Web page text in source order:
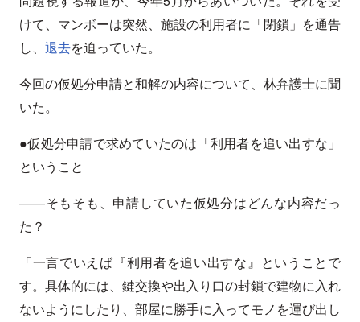
けて、マンボーは突然、施設の利用者に「閉鎖」を通告
し、 退去を迫っていた。
今回の仮処分申請と和解の内容について、林弁護士に聞
いた。
●仮処分申請で求めていたのは「利用者を追い出すな」
ということ
——そもそも、申請していた仮処分はどんな内容だっ
た？
「一言でいえば『利用者を追い出すな』ということで
す。具体的には、鍵交換や出入り口の封鎖で建物に入れ
ないようにしたり、部屋に勝手に入ってモノを運び出し